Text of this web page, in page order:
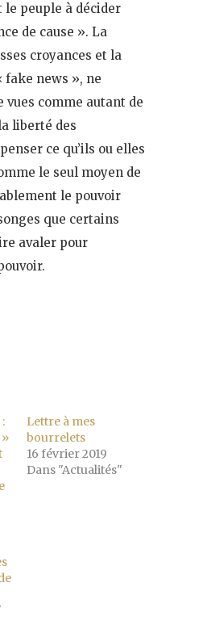
le peuple à décider
de cause ». La
croyances et la
fake news », ne
vues comme autant de
liberté des
ce qu’ils ou elles
le seul moyen de
le pouvoir
que certains
avaler pour
Lettre à mes
bourrelets
16 février 2019
Dans "Actualités"